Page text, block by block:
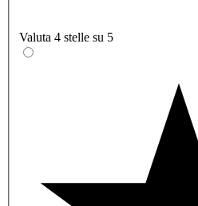
Valuta 4 stelle su 5